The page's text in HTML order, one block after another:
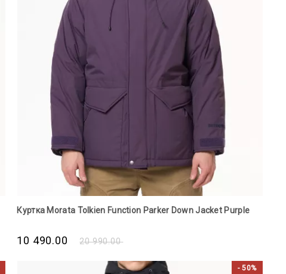
Куртка Morata Tolkien Function Parker Down Jacket Purple
20 990.00
10 490.00
- 50%